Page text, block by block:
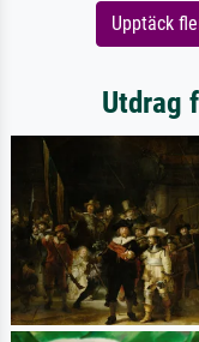
Upptäck
Utdrag